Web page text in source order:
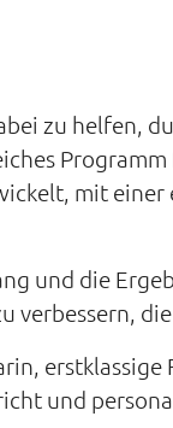
zu helfen,
mit
und die
verbessern,
und